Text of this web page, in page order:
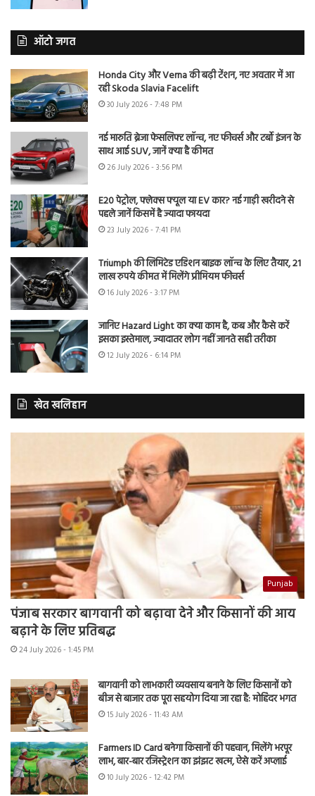
ऑटो जगत
Honda City और Verna की बढ़ी टेंशन, नए अवतार में आ
रही Skoda Slavia Facelift
30 July 2026 - 7:48 PM
नई मारुति ब्रेजा फेसलिफ्ट लॉन्च, नए फीचर्स और टर्बो इंजन के
साथ आई SUV, जानें क्या है कीमत
26 July 2026 - 3:56 PM
E20 पेट्रोल, फ्लेक्स फ्यूल या EV कार? नई गाड़ी खरीदने से
पहले जानें किसमें है ज्यादा फायदा
23 July 2026 - 7:41 PM
Triumph की लिमिटेड एडिशन बाइक लॉन्च के लिए तैयार, 21
लाख रुपये कीमत में मिलेंगे प्रीमियम फीचर्स
16 July 2026 - 3:17 PM
जानिए Hazard Light का क्या काम है, कब और कैसे करें
इसका इस्तेमाल, ज्यादातर लोग नहीं जानते सही तरीका
12 July 2026 - 6:14 PM
खेत खलिहान
Punjab
पंजाब सरकार बागवानी को बढ़ावा देने और किसानों की आय
बढ़ाने के लिए प्रतिबद्ध
24 July 2026 - 1:45 PM
बागवानी को लाभकारी व्यवसाय बनाने के लिए किसानों को
बीज से बाजार तक पूरा सहयोग दिया जा रहा है: मोहिंदर भगत
15 July 2026 - 11:43 AM
Farmers ID Card बनेगा किसानों की पहचान, मिलेंगे भरपूर
लाभ, बार-बार रजिस्ट्रेशन का झंझट खत्म, ऐसे करें अप्लाई
10 July 2026 - 12:42 PM